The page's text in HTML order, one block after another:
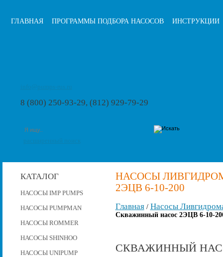
ГЛАВНАЯ ПРОГРАММЫ ПОДБОРА НАСОСОВ ИНСТРУКЦИИ
8 (800) 250-93-29, (812) 929-79-29
КАТАЛОГ
НАСОСЫ IMP PUMPS
НАСОСЫ PUMPMAN
НАСОСЫ ROMMER
НАСОСЫ SHINHOO
НАСОСЫ UNIPUMP
НАСОСЫ
2ЭЦВ 6-10-200
Главная/ Насосы
Скважинный насос 2ЭЦВ 6-10-
СКВАЖИННЫЙ